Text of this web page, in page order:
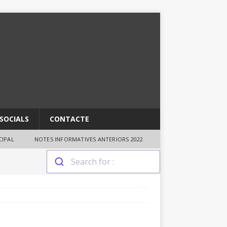
CONTACTE
NOTES INFORMATIVES ANTERIORS 2022